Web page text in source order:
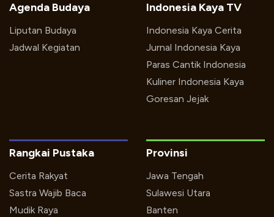
Indonesia Kaya TV
Indonesia Kaya Cerita
Jurnal Indonesia Kaya
Paras Cantik Indonesia
Kuliner Indonesia Kaya
Goresan Jejak
Agenda Budaya
Liputan Budaya
Jadwal Kegiatan
Rangkai Pustaka
Cerita Rakyat
Sastra Wajib Baca
Mudik Raya
Provinsi
Jawa Tengah
Sulawesi Utara
Banten